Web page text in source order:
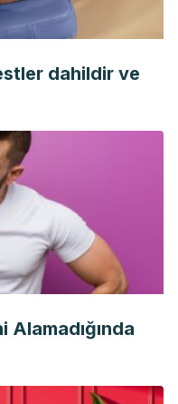
F., Quinones, A., Iervasi,
and oxidative stress:
strategies in
County, Calif.), 31(7-
j.nut.2015.02.005
1988. Calcium
Journal of
ajcn/47.4.707
Martin-
Everett, Lauren
Increased Dietary
Aerobic and
Fat Distribution and
Journal of Sport
view/journals/ijsnem/16/4/
dahildir ve